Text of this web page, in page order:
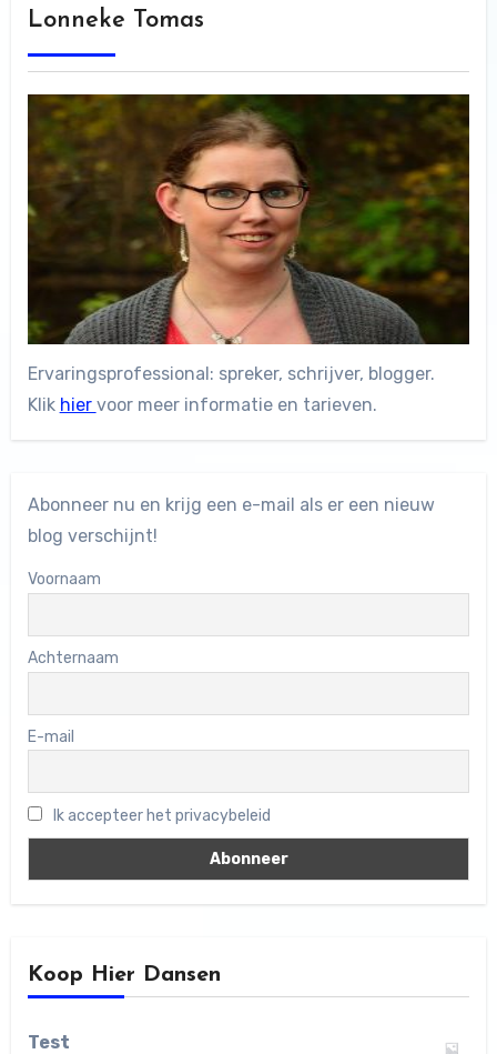
Lonneke Tomas
Ervaringsprofessional: spreker, schrijver, blogger.
Klik hier voor meer informatie en tarieven.
Abonneer nu en krijg een e-mail als er een nieuw
blog verschijnt!
Voornaam
Achternaam
E-mail
Ik accepteer het privacybeleid
Koop Hier Dansen
Test